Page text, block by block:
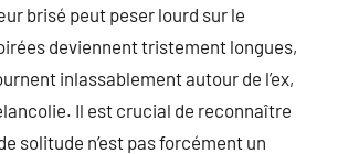
brisé peut peser lourd sur le
deviennent tristement longues,
inlassablement autour de l’ex,
Il est crucial de reconnaître
solitude n’est pas forcément un